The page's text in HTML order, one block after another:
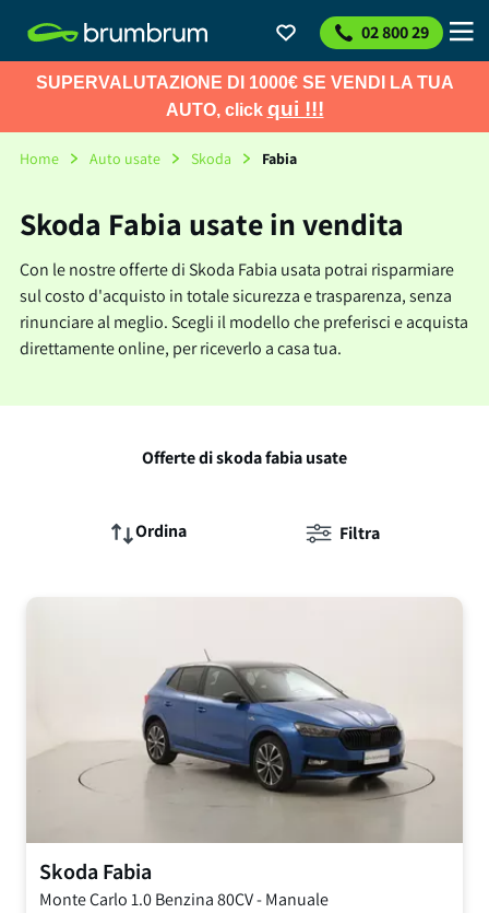
02 800 29
SUPERVALUTAZIONE DI 1000€ SE VENDI LA TUA
AUTO, click qui !!!
Home Auto usate Skoda Fabia
Skoda Fabia usate in vendita
Con le nostre offerte di Skoda Fabia usata potrai risparmiare
sul costo d'acquisto in totale sicurezza e trasparenza, senza
rinunciare al meglio. Scegli il modello che preferisci e acquista
direttamente online, per riceverlo a casa tua.
Offerte di skoda fabia usate
Ordina Filtra
Skoda Fabia
Monte Carlo1.0 Benzina 80CV-Manuale